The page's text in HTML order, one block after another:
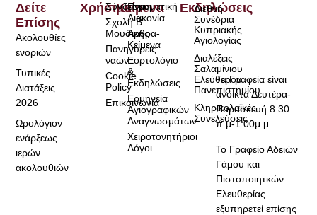
Τα Γραφεία είναι
ανοικτά Δευτέρα-
Παρασκευή 8:30
π.μ-1:00μ.μ
Το Γραφείο Αδειών
Γάμου και
Πιστοποιητκών
Ελευθερίας
εξυπηρετεί επίσης
Χρήσιμα
Σύνδεσμοι
Σχολή Β.
Μουσικής
Πανηγύρεις
ναών
Cookie
Policy
Επικοινωνία
Κείμενα
Πνευματική
Διακονία
Άρθρα-
Κείμενα
Εορτολόγιο
&
Εκδηλώσεις
Ερμηνεία
Αγιογραφικών
Αναγνωσμάτων
Χειροτονητήριοι
Λόγοι
Δείτε
Επίσης
Ακολουθίες
ενοριών
Τυπικές
Διατάξεις
2026
Ωρολόγιον
ενάρξεως
ιερών
ακολουθιών
Εκδηλώσεις
Διεθνή
Συνέδρια
Κυπριακής
Αγιολογίας
Διαλέξεις
Σαλαμίνιου
Ελεύθερου
Πανεπιστημίου
Κληρικολαϊκές
Συνελεύσεις